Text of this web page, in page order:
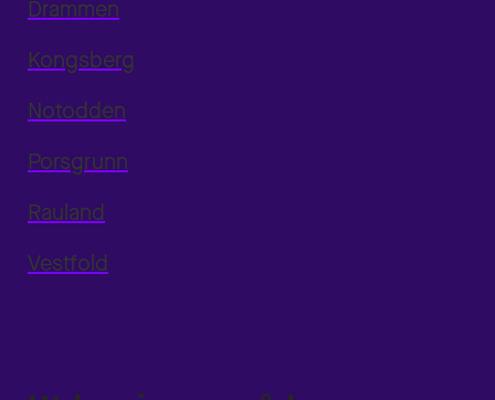
Drammen
Kongsberg
Notodden
Porsgrunn
Rauland
Vestfold